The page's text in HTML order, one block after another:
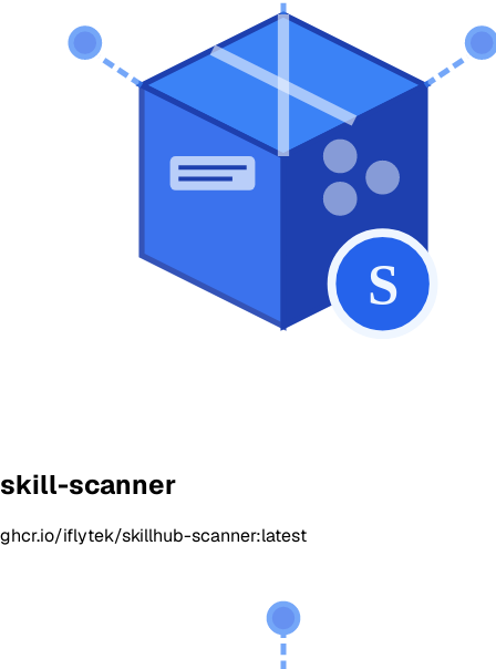
skill-scanner
ghcr.io/iflytek/skillhub-scanner:latest